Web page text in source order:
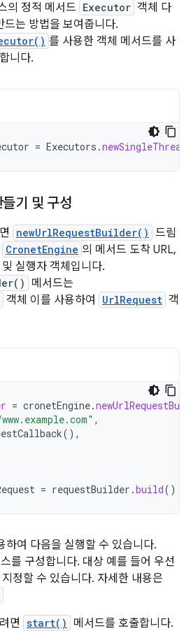
의 정적 메서드 Executor 객체 다
드는 방법을 보여줍니다.
를 사용한 객체 메서드를 사
니다.
= Executors .
기 및 구성
newUrlRequestBuilder() 드림
CronetEngine 의 메서드 도착 URL,
실행자 객체입니다.
메서드는
객체 이를 사용하여 UrlRequest 객
= cronetEngine.
,
(),
= requestBuilder .build()
하여 다음을 실행할 수 있습니다.
를 구성합니다. 대상 예를 들어 우선
정할 수 있습니다. 자세한 내용은
면 start() 메서드를 호출합니다.